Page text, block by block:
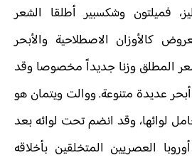
فميلتون وشكسبير أطلقا الشعر
كالأوزان الاصطلاحية والأبحر
المطلق وزنا جديداً مخصوصا وقد
عديدة متنوعة. ووالت ويتمان هو
لوائها، وقد انضم تحت لوائه بعد
العصريين المتخلقين بأخلاقه